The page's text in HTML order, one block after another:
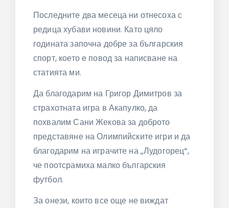
Последните два месеца ни отнесоха с
редица хубави новини. Като цяло
годината започна добре за българския
спорт, което е повод за написване на
статията ми.
Да благодарим на Григор Димитров за
страхотната игра в Акапулко, да
похвалим Сани Жекова за доброто
представяне на Олимпийските игри и да
благодарим на играчите на „Лудогорец“,
че поотсрамиха малко българския
футбол.
За онези, които все още не виждат